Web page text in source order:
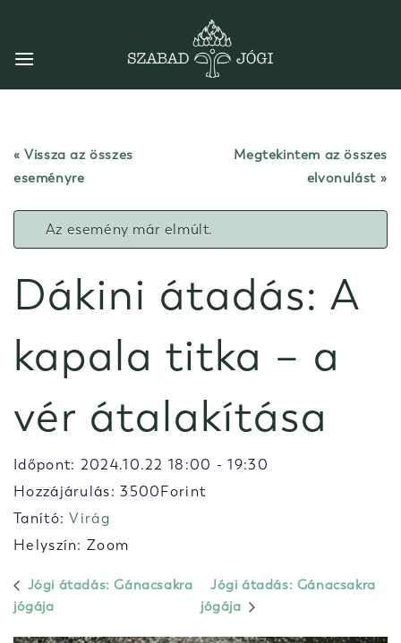
content
« Vissza az összes
eseményre
Megtekintem az összes
elvonulást
Az esemény már elmúlt.
Dákini átadás: A
kapala titka – a
vér átalakítása
Időpont: 2024.10.22 18:00 -19:30
Hozzájárulás: 3500Forint
Tanító:Virág
Helyszín: Zoom
Jógi átadás: Gánacsakra
jógája
Jógi átadás: Gánacsakra
jógája